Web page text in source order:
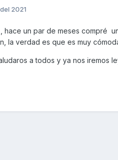
2021
hace un par de meses compré
la verdad es que es muy
a todos y ya nos iremos